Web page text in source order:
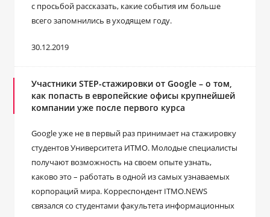
с просьбой рассказать, какие события им больше
всего запомнились в уходящем году.
30.12.2019
Участники STEP-стажировки от Google – о том,
как попасть в европейские офисы крупнейшей
компании уже после первого курса
Google уже не в первый раз принимает на стажировку
студентов Университета ИТМО. Молодые специалисты
получают возможность на своем опыте узнать,
каково это – работать в одной из самых узнаваемых
корпораций мира. Корреспондент ITMO.NEWS
связался со студентами факультета информационных